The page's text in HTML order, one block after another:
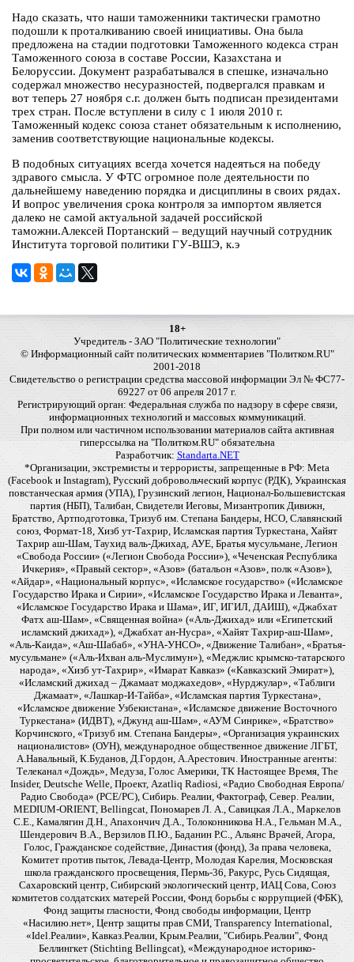
Надо сказать, что наши таможенники тактически грамотно
подошли к проталкиванию своей инициативы. Она была
предложена на стадии подготовки Таможенного кодекса стран
Таможенного союза в составе России, Казахстана и
Белоруссии. Документ разрабатывался в спешке, изначально
содержал множество несуразностей, подвергался правкам и
вот теперь 27 ноября с.г. должен быть подписан президентами
трех стран. После вступлени в силу с 1 июля 2010 г.
Таможенный кодекс союза станет обязательным к исполнению,
заменив соответствующие национальные кодексы.
В подобных ситуациях всегда хочется надеяться на победу
здравого смысла. У ФТС огромное поле деятельности по
дальнейшему наведению порядка и дисциплины в своих рядах.
И вопрос увеличения срока контроля за импортом является
далеко не самой актуальной задачей российской
таможни.Алексей Портанский – ведущий научный сотрудник
Института торговой политики ГУ-ВШЭ, к.э
18+
Учредитель - ЗАО "Политические технологии"
© Информационный сайт политических комментариев "Политком.RU"
2001-2018
Свидетельство о регистрации средства массовой информации Эл № ФС77-
69227 от 06 апреля 2017 г.
Регистрирующий орган: Федеральная служба по надзору в сфере связи,
информационных технологий и массовых коммуникаций.
При полном или частичном использовании материалов сайта активная
гиперссылка на "Политком.RU" обязательна
Разработчик: Standarta.NET
*Организации, экстремисты и террористы, запрещенные в РФ: Meta
(Facebook и Instagram), Русский добровольческий корпус (РДК), Украинская
повстанческая армия (УПА), Грузинский легион, Национал-Большевистская
партия (НБП), Талибан, Свидетели Иеговы, Мизантропик Дивижн,
Братство, Артподготовка, Тризуб им. Степана Бандеры, НСО, Славянский
союз, Формат-18, Хизб ут-Тахрир, Исламская партия Туркестана, Хайят
Тахрир аш-Шам, Таухид валь-Джихад, АУЕ, Братья мусульмане, Легион
«Свобода России» («Легион Свобода России»), «Чеченская Республика
Ичкерия», «Правый сектор», «Азов» (батальон «Азов», полк «Азов»),
«Айдар», «Национальный корпус», «Исламское государство» («Исламское
Государство Ирака и Сирии», «Исламское Государство Ирака и Леванта»,
«Исламское Государство Ирака и Шама», ИГ, ИГИЛ, ДАИШ), «Джабхат
Фатх аш-Шам», «Священная война» («Аль-Джихад» или «Египетский
исламский джихад»), «Джабхат ан-Нусра», «Хайят Тахрир-аш-Шам»,
«Аль-Каида», «Аш-Шабаб», «УНА-УНСО», «Движение Талибан», «Братья-
мусульмане» («Аль-Ихван аль-Муслимун»), «Меджлис крымско-татарского
народа», «Хизб ут-Тахрир», «Имарат Кавказ» («Кавказский Эмират»),
«Исламский джихад – Джамаат моджахедов», «Нурджулар», «Таблиги
Джамаат», «Лашкар-И-Тайба», «Исламская партия Туркестана»,
«Исламское движение Узбекистана», «Исламское движение Восточного
Туркестана» (ИДВТ), «Джунд аш-Шам», «АУМ Синрике», «Братство»
Корчинского, «Тризуб им. Степана Бандеры», «Организация украинских
националистов» (ОУН), международное общественное движение ЛГБТ,
А.Навальный, К.Буданов, Д.Гордон, А.Арестович. Иностранные агенты:
Телеканал «Дождь», Медуза, Голос Америки, ТК Настоящее Время, The
Insider, Deutsche Welle, Проект, Azatliq Radiosi, «Радио Свободная Европа/
Радио Свобода» (PCE/PC), Сибирь. Реалии, Фактограф, Север. Реалии,
MEDIUM-ORIENT, Bellingcat, Пономарев Л. А., Савицкая Л.А., Маркелов
С.Е., Камалягин Д.Н., Апахончич Д.А., Толоконникова Н.А., Гельман М.А.,
Шендерович В.А., Верзилов П.Ю., Баданин Р.С., Альянс Врачей, Агора,
Голос, Гражданское содействие, Династия (фонд), За права человека,
Комитет против пыток, Левада-Центр, Молодая Карелия, Московская
школа гражданского просвещения, Пермь-36, Ракурс, Русь Сидящая,
Сахаровский центр, Сибирский экологический центр, ИАЦ Сова, Союз
комитетов солдатских матерей России, Фонд борьбы с коррупцией (ФБК),
Фонд защиты гласности, Фонд свободы информации, Центр
«Насилию.нет», Центр защиты прав СМИ, Transparency International,
«Idel.Реалии», Кавказ.Реалии, Крым.Реалии, "Сибирь.Реалии", Фонд
Беллингкет (Stichting Bellingcat), «Международное историко-